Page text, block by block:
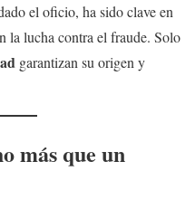
el oficio, ha sido clave en
la lucha contra el fraude. Solo
garantizan su origen y
más que un